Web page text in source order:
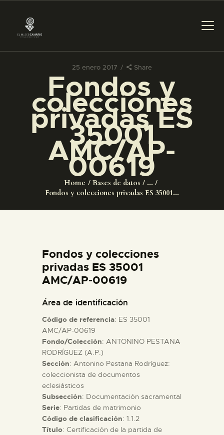
25 enero 2017 Share
Fondos y
colecciones
privadas ES
35001
AMC/AP-
00619
Home Bases de datos
...
Fondos y colecciones privadas ES 35001...
PREPARAR LA VISITA
ACTIVIDADES
█
EL MUSEO
ESPAÑOL
ACTIVIDADES
█
EL MUSEO
COLECCIONES
Fondos y colecciones
privadas ES 35001
AMC/AP-00619
Área de identificación
Código de referencia: ES 35001
AMC/AP-00619
Fondo/Colección: ANTONINO PESTANA
RODRÍGUEZ (A.P.)
Sección: Antonino Pestana Rodríguez:
coleccionista de documentos
eclesiásticos
Subsección: Documentación sacramental
Serie: Partidas de matrimonio
Código de clasificación: 1.1.2
Título: Certificación de la partida de